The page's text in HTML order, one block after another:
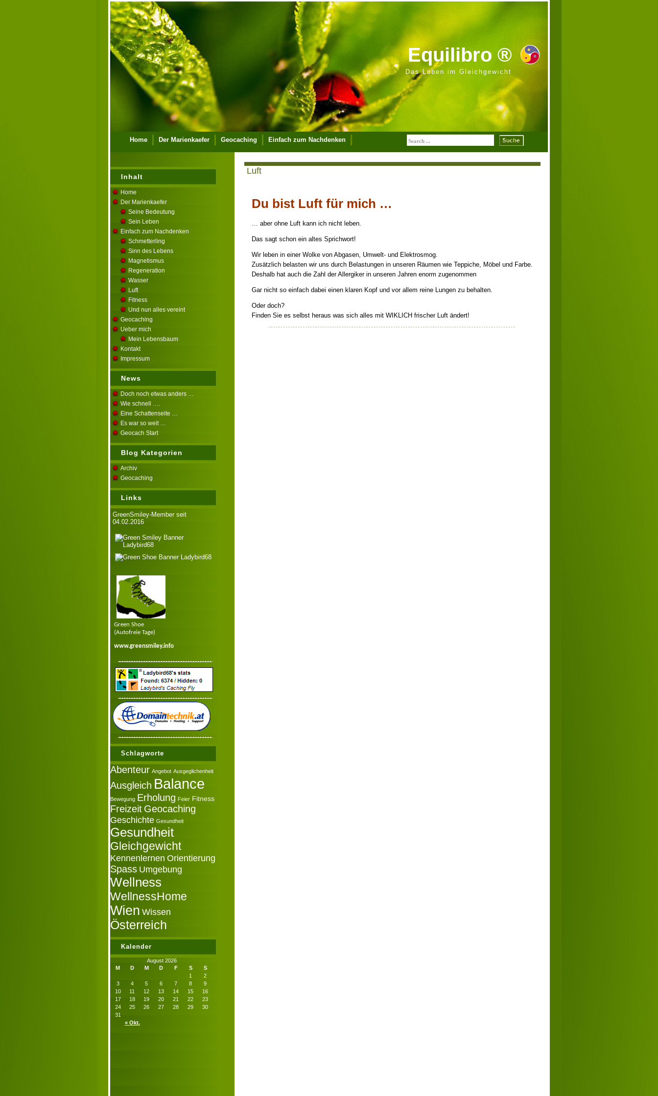
Equilibro ®
Das Leben im Gleichgewicht
Home Der Marienkaefer Geocaching Einfach zum Nachdenken
Inhalt
Home
Der Marienkaefer
Seine Bedeutung
Sein Leben
Einfach zum Nachdenken
Schmetterling
Sinn des Lebens
Magnetismus
Regeneration
Wasser
Luft
Fitness
Und nun alles vereint
Geocaching
Ueber mich
Mein Lebensbaum
Kontakt
Impressum
News
Doch noch etwas anders …
Wie schnell ….
Eine Schattenseite …
Es war so weit …
Geocach Start
Blog Kategorien
Archiv
Geocaching
Links
GreenSmiley-Member seit
04.02.2016
Green Shoe
(Autofreie Tage)
www.greensmiley.info
Schlagworte
Abenteur Angebot Ausgeglichenheit
Ausgleich Balance
Bewegung Erholung Feier Fitness
Freizeit Geocaching
Geschichte Gesundheit
Gesundheit
Gleichgewicht
Kennenlernen Orientierung
Spass Umgebung
Wellness
WellnessHome
Wien Wissen
Österreich
Kalender
August 2026
M
D M D F S S
« Okt.
1
2
3
4 5 6 7 8
9
10
11 12 13 14 15
16
17
18 19 20 21 22
23
24
25 26 27 28 29
30
31
Luft
Du bist Luft für mich …
… aber ohne Luft kann ich nicht leben.
Das sagt schon ein altes Sprichwort!
Wir leben in einer Wolke von Abgasen, Umwelt- und Elektrosmog.
Zusätzlich belasten wir uns durch Belastungen in unseren Räumen wie Teppiche, Möbel und Farbe.
Deshalb hat auch die Zahl der Allergiker in unseren Jahren enorm zugenommen
Gar nicht so einfach dabei einen klaren Kopf und vor allem reine Lungen zu behalten.
Oder doch?
Finden Sie es selbst heraus was sich alles mit WIKLICH frischer Luft ändert!